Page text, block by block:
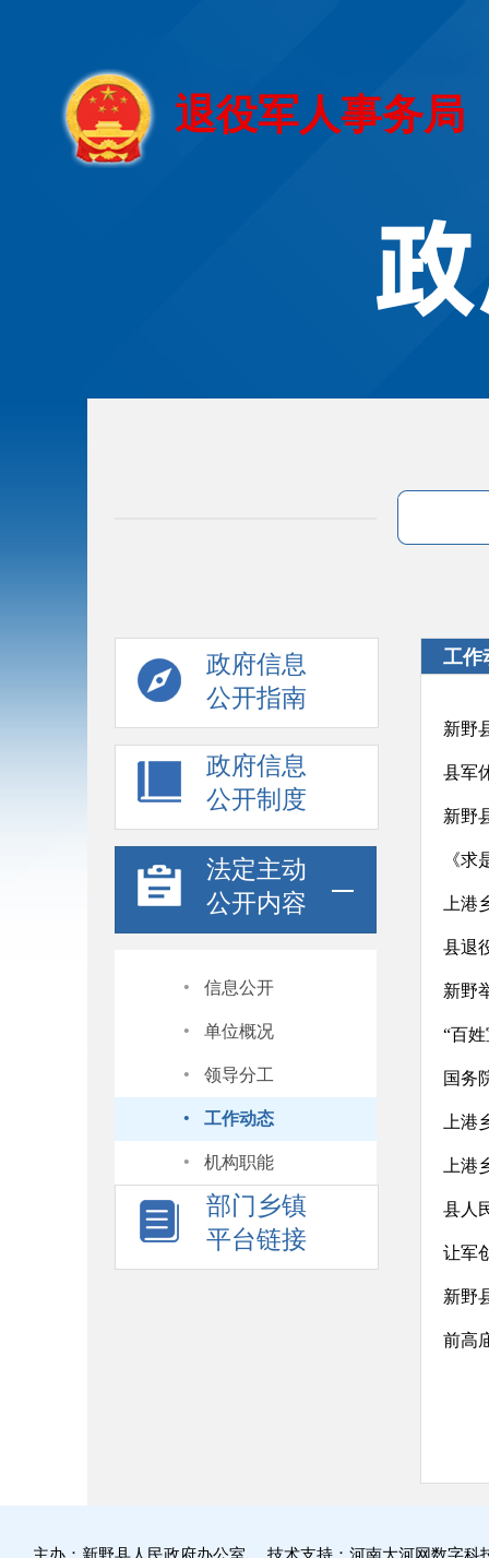
退役军人事务局
政府信息
公开指南
政府信息
公开制度
法定主动
公开内容
· 信息公开
· 单位概况
· 领导分工
· 工作动态
· 机构职能
部门乡镇
平台链接
工作
新野
县军
新野
上
县退
新野
“百
国务
上
上
县人
让军
新野
前高